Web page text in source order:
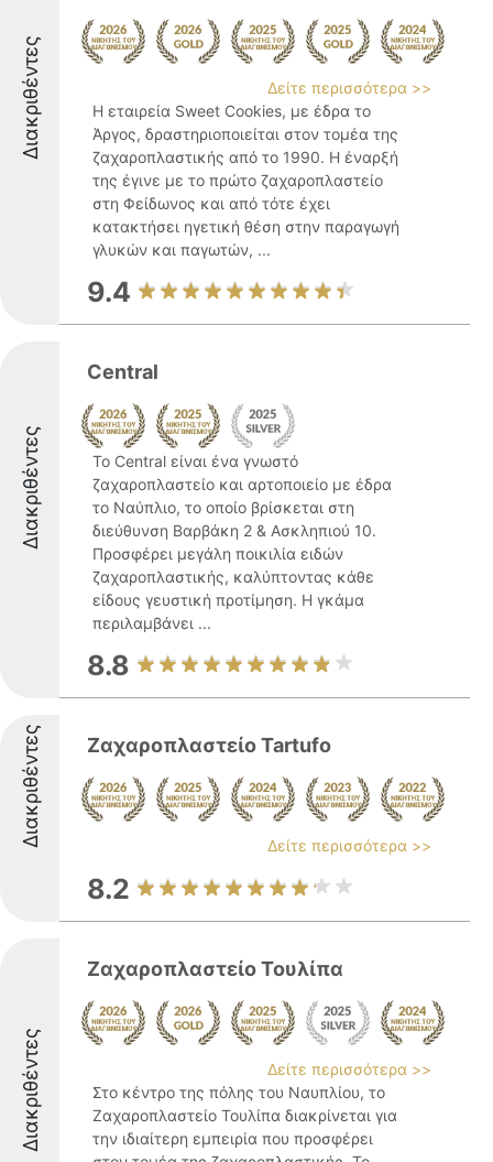
Διακριθέντες
Δείτε περισσότερα >>
Η εταιρεία Sweet Cookies, με έδρα το
Άργος, δραστηριοποιείται στον τομέα της
ζαχαροπλαστικής από το 1990. Η έναρξή
της έγινε με το πρώτο ζαχαροπλαστείο
στη Φείδωνος και από τότε έχει
κατακτήσει ηγετική θέση στην παραγωγή
γλυκών και παγωτών, ...
9.4
Διακριθέντες
Central
Το Central είναι ένα γνωστό
ζαχαροπλαστείο και αρτοποιείο με έδρα
το Ναύπλιο, το οποίο βρίσκεται στη
διεύθυνση Βαρβάκη 2 & Ασκληπιού 10.
Προσφέρει μεγάλη ποικιλία ειδών
ζαχαροπλαστικής, καλύπτοντας κάθε
είδους γευστική προτίμηση. Η γκάμα
περιλαμβάνει ...
8.8
Διακριθέντες Ζαχαροπλαστείο Tartufo
Δείτε περισσότερα >>
8.2
Διακριθέντες
Ζαχαροπλαστείο Τουλίπα
Δείτε περισσότερα >>
Στο κέντρο της πόλης του Ναυπλίου, το
Ζαχαροπλαστείο Τουλίπα διακρίνεται για
την ιδιαίτερη εμπειρία που προσφέρει